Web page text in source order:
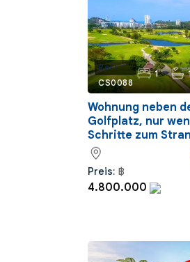
Ref.:
CS0088
1
Wohnung neben
Golfplatz, nur
Schritte zum
Preis: ฿
4.800.000